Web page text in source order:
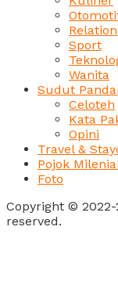
Sport
Wanita
Sudut
Celoteh
Kata
Opini
Travel &
Pojok
Foto
Copyright ©
reserved.